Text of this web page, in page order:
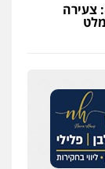
צעירה